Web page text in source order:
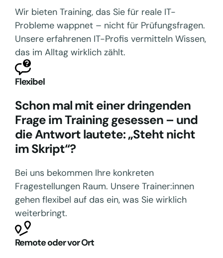
Wir bieten Training, das Sie für reale IT-
Probleme wappnet – nicht für Prüfungsfragen.
Unsere erfahrenen IT-Profis vermitteln Wissen,
das im Alltag wirklich zählt.
Flexibel
Schon mal mit einer dringenden
Frage im Training gesessen – und
die Antwort lautete: „Steht nicht
im Skript“?
Bei uns bekommen Ihre konkreten
Fragestellungen Raum. Unsere Trainer:innen
gehen flexibel auf das ein, was Sie wirklich
weiterbringt.
Remote oder vor Ort